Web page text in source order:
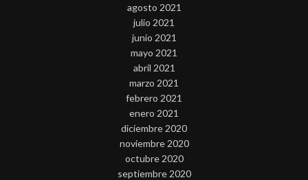
agosto 2021
julio 2021
junio 2021
mayo 2021
abril 2021
marzo 2021
febrero 2021
enero 2021
diciembre 2020
noviembre 2020
octubre 2020
septiembre 2020